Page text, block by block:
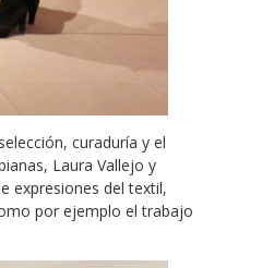
curaduría y el
Laura Vallejo y
expresiones del textil,
por ejemplo el trabajo